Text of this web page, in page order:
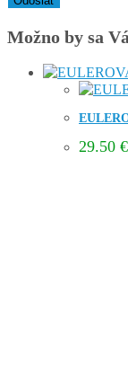
Možno by sa
29.50 €